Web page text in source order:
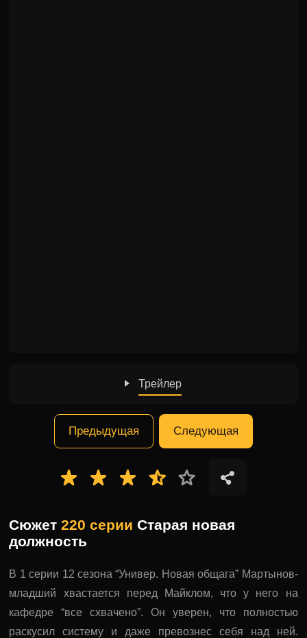
Трейлер
Предыдущая Следующая
Сюжет220 серии Старая новая
должность
В 1 серии 12 сезона “Универ. Новая общага” Мартынов-
младший хвастается перед Майклом, что у него на
кафедре “все схвачено”. Он уверен, что полностью
раскусил систему и даже превознес себя над ней.